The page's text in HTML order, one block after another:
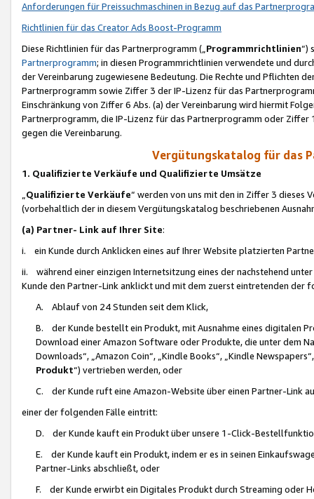
Anforderungen für Preissuchmaschinen in Bezug auf das
Richtlinien für das Creator Ads Boost-Programm
Diese Richtlinien für das Partnerprogramm („Programmrichtlinien“)
Partnerprogramm; in diesen Programmrichtlinien verwendete und
der Vereinbarung zugewiesene Bedeutung. Die Rechte und Pflichten
Partnerprogramm sowie Ziffer 3 der IP-Lizenz für das
Einschränkung von Ziffer 6 Abs. (a) der Vereinbarung wird hiermit
Partnerprogramm, die IP-Lizenz für das Partnerprogramm oder
gegen die Vereinbarung.
Vergütungskatalog für das
1. Qualifizierte Verkäufe und Qualifizierte Umsätze
Qualifizierte Verkäufe“ werden von uns mit den in Ziffer 3
(vorbehaltlich der in diesem Vergütungskatalog beschriebenen
(a) Partner- Link auf Ihrer Site:
i. ein Kunde durch Anklicken eines auf Ihrer Website platzierten
ii. während einer einzigen Internetsitzung eines der nachstehend
Kunde den Partner-Link anklickt und mit dem zuerst eintretenden der
A. Ablauf von 24 Stunden seit dem Klick,
B. der Kunde bestellt ein Produkt, mit Ausnahme eines digitalen
Download einer Amazon Software oder Produkte, die unter dem
Downloads“, „Amazon Coin“, „Kindle Books“, „Kindle
Produkt“) vertrieben werden, oder
C. der Kunde ruft eine Amazon-Website über einen Partner-Link
einer der folgenden Fälle eintritt:
D. der Kunde kauft ein Produkt über unsere 1-Click-
E. der Kunde kauft ein Produkt, indem er es in seinen
Partner-Links abschließt, oder
F. der Kunde erwirbt ein Digitales Produkt durch Streaming oder